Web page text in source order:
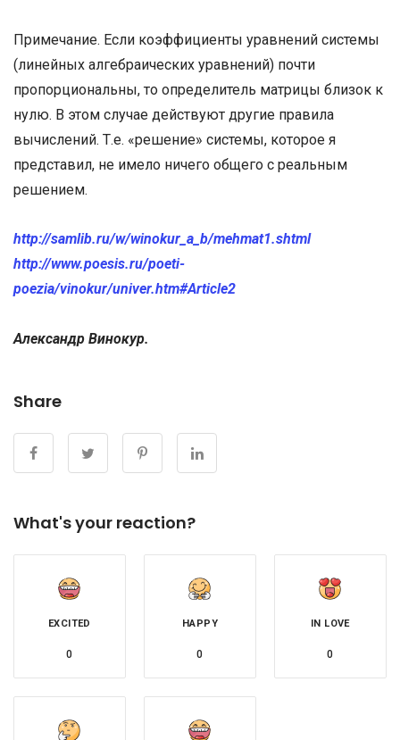
Примечание. Если коэффициенты уравнений системы
(линейных алгебраических уравнений) почти
пропорциональны, то определитель матрицы близок к
нулю. В этом случае действуют другие правила
вычислений. Т.е. «решение» системы, которое я
представил, не имело ничего общего с реальным
решением.
http://samlib.ru/w/winokur_a_b/mehmat1.shtml
http://www.poesis.ru/poeti-
poezia/vinokur/univer.htm#Article2
Александр Винокур.
Share
What's your reaction?
EXCITED
0
HAPPY
0
IN LOVE
0